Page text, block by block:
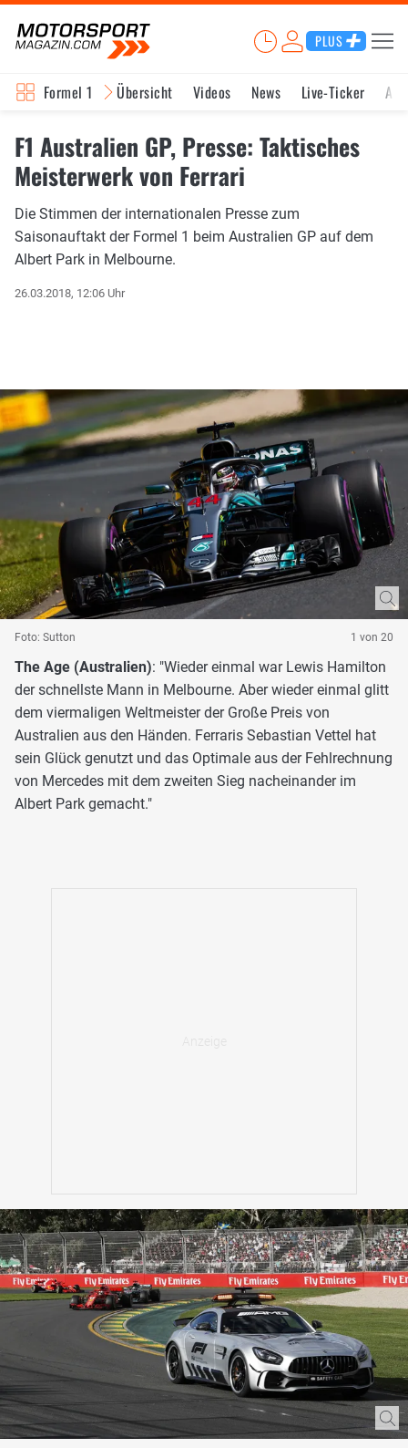
PLUS
Formel 1 Übersicht Videos News Live-Ticker
F1 Australien GP, Presse: Taktisches
Meisterwerk von Ferrari
Die Stimmen der internationalen Presse zum
Saisonauftakt der Formel 1 beim Australien GP auf dem
Albert Park in Melbourne.
26.03.2018, 12:06 Uhr
Foto: Sutton 1 von 20
The Age (Australien): "Wieder einmal war Lewis Hamilton
der schnellste Mann in Melbourne. Aber wieder einmal glitt
dem viermaligen Weltmeister der Große Preis von
Australien aus den Händen. Ferraris Sebastian Vettel hat
sein Glück genutzt und das Optimale aus der Fehlrechnung
von Mercedes mit dem zweiten Sieg nacheinander im
Albert Park gemacht."